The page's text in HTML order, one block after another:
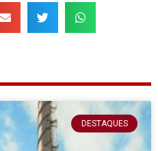
DESTAQUES